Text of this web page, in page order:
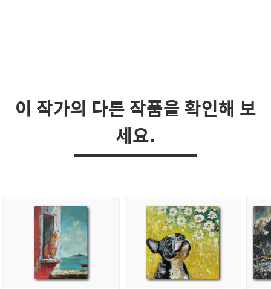
이 작가의 다른 작품을 확인해 보
세요.